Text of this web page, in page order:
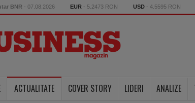
BNR - 07.08.2026 EUR - 5.2473 RON USD - 4.5595 RON
ACTUALITATE COVER STORY LIDERI ANALIZE